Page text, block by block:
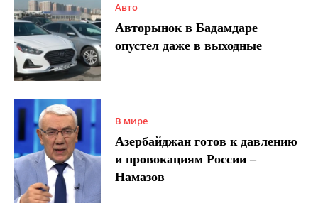
Авто
Авторынок в Бадамдаре
опустел даже в выходные
В мире
Азербайджан готов к давлению
и провокациям России –
Намазов